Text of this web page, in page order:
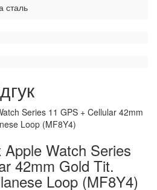
сталь
Apple Watch Series
42mm Gold Tit.
Loop (MF8Y4)